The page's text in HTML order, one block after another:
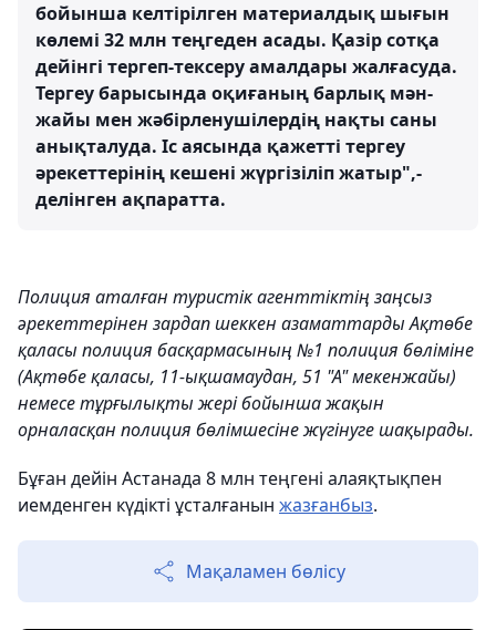
бойынша келтірілген материалдық шығын
көлемі 32 млн теңгеден асады. Қазір сотқа
дейінгі тергеп-тексеру амалдары жалғасуда.
Тергеу барысында оқиғаның барлық мән-
жайы мен жәбірленушілердің нақты саны
анықталуда. Іс аясында қажетті тергеу
әрекеттерінің кешені жүргізіліп жатыр",-
делінген ақпаратта.
Полиция аталған туристік агенттіктің заңсыз
әрекеттерінен зардап шеккен азаматтарды Ақтөбе
қаласы полиция басқармасының №1 полиция бөліміне
(Ақтөбе қаласы, 11-ықшамаудан, 51 "А" мекенжайы)
немесе тұрғылықты жері бойынша жақын
орналасқан полиция бөлімшесіне жүгінуге шақырады.
Бұған дейін Астанада 8 млн теңгені алаяқтықпен
иемденген күдікті ұсталғанын жазғанбыз.
Мақаламен бөлісу